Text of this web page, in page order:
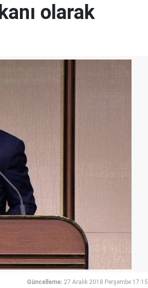
olarak
Güncelleme: 27 Aralık 2018 Perşembe 17:15